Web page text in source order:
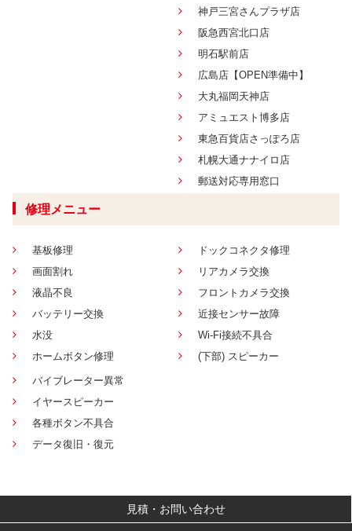
神戸三宮さんプラザ店
阪急西宮北口店
明石駅前店
広島店【OPEN準備中】
大丸福岡天神店
アミュエスト博多店
東急百貨店さっぽろ店
札幌大通ナナイロ店
郵送対応専用窓口
修理メニュー
基板修理
画面割れ
液晶不良
バッテリー交換
水没
ホームボタン修理
ドックコネクタ修理
リアカメラ交換
フロントカメラ交換
近接センサー故障
Wi-Fi接続不具合
(下部) スピーカー
バイブレーター異常
イヤースピーカー
各種ボタン不具合
データ復旧・復元
見積・お問い合わせ